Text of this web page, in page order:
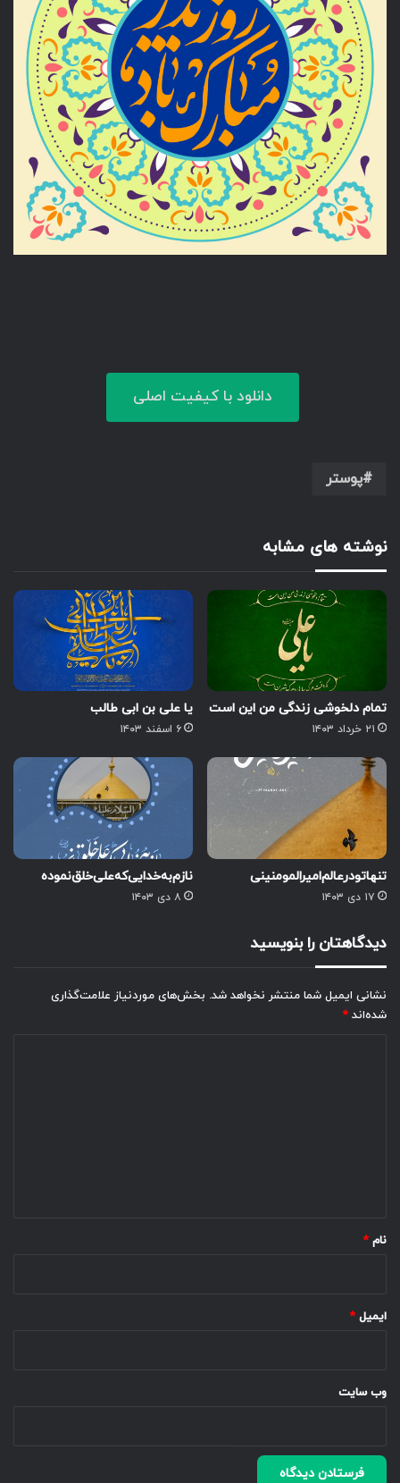
دانلود با کیفیت اصلی
پوستر
نوشته های مشابه
تمام دلخوشی زندگی من این است
۲۱ خرداد ۱۴۰۳
یا علی بن ابی طالب
۶ اسفند ۱۴۰۳
تنها‌تو‌در‌عالم‌امیرالمومنینی
۱۷ دی ۱۴۰۳
نازم‌به‌خدایی‌که‌علی‌خلق‌‌نموده
۸ دی ۱۴۰۳
دیدگاهتان را بنویسید
نشانی ایمیل شما منتشر نخواهد شد. بخش‌های موردنیاز علامت‌گذاری
شده‌اند *
نام *
ایمیل *
وب‌ سایت